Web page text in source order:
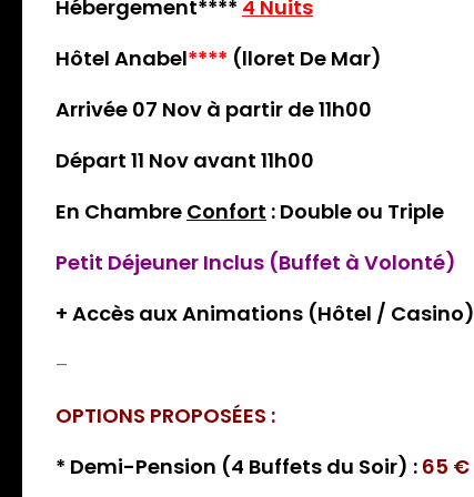
Hébergement**** 4 Nuits
Hôtel Anabel**** (lloret De Mar)
Arrivée 07 Nov à partir de 11h00
Départ 11 Nov avant 11h00
En Chambre Confort : Double ou Triple
Petit Déjeuner Inclus (Buffet à Volonté)
+ Accès aux Animations (Hôtel / Casino)
–
OPTIONS PROPOSÉES :
* Demi-Pension (4 Buffets du Soir) : 65 €